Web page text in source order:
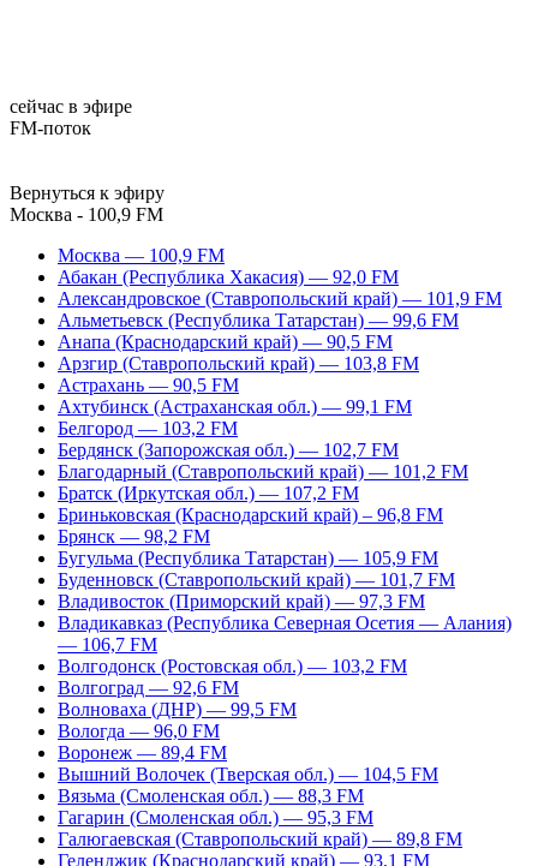
сейчас в эфире
FM-поток
Вернуться к эфиру
Москва - 100,9 FM
Москва — 100,9 FM
Абакан (Республика Хакасия) — 92,0 FM
Александровское (Ставропольский край) — 101,9 FM
Альметьевск (Республика Татарстан) — 99,6 FM
Анапа (Краснодарский край) — 90,5 FM
Арзгир (Ставропольский край) — 103,8 FM
Астрахань — 90,5 FM
Ахтубинск (Астраханская обл.) — 99,1 FM
Белгород — 103,2 FM
Бердянск (Запорожская обл.) — 102,7 FM
Благодарный (Ставропольский край) — 101,2 FM
Братск (Иркутская обл.) — 107,2 FM
Бриньковская (Краснодарский край) – 96,8 FM
Брянск — 98,2 FM
Бугульма (Республика Татарстан) — 105,9 FM
Буденновск (Ставропольский край) — 101,7 FM
Владивосток (Приморский край) — 97,3 FM
Владикавказ (Республика Северная Осетия — Алания)
— 106,7 FM
Волгодонск (Ростовская обл.) — 103,2 FM
Волгоград — 92,6 FM
Волноваха (ДНР) — 99,5 FM
Вологда — 96,0 FM
Воронеж — 89,4 FM
Вышний Волочек (Тверская обл.) — 104,5 FM
Вязьма (Смоленская обл.) — 88,3 FM
Гагарин (Смоленская обл.) — 95,3 FM
Галюгаевская (Ставропольский край) — 89,8 FM
Геленджик (Краснодарский край) — 93,1 FM